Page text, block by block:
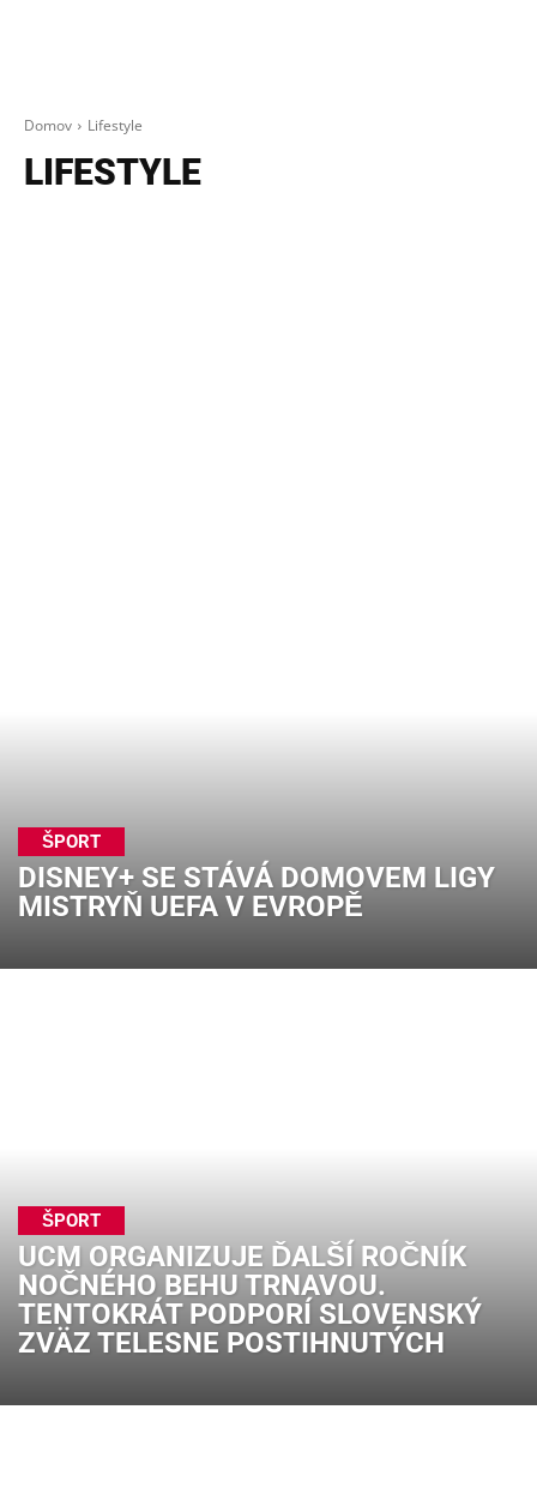
Domov Lifestyle
LIFESTYLE
ŠPORT
DISNEY+ SE STÁVÁ DOMOVEM LIGY
MISTRYŇ UEFA V EVROPĚ
ŠPORT
UCM ORGANIZUJE ĎALŠÍ ROČNÍK
NOČNÉHO BEHU TRNAVOU.
TENTOKRÁT PODPORÍ SLOVENSKÝ
ZVÄZ TELESNE POSTIHNUTÝCH